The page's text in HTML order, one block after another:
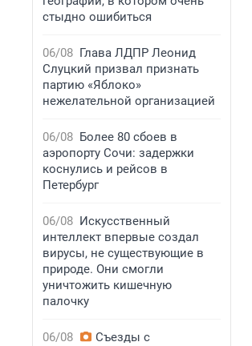
стыдно ошибиться
06/08 Глава ЛДПР Леонид
Слуцкий призвал признать
партию «Яблоко»
нежелательной организацией
06/08 Более 80 сбоев в
аэропорту Сочи: задержки
коснулись и рейсов в
Петербург
06/08 Искусственный
интеллект впервые создал
вирусы, не существующие в
природе. Они смогли
уничтожить кишечную
палочку
06/08
Съезды с